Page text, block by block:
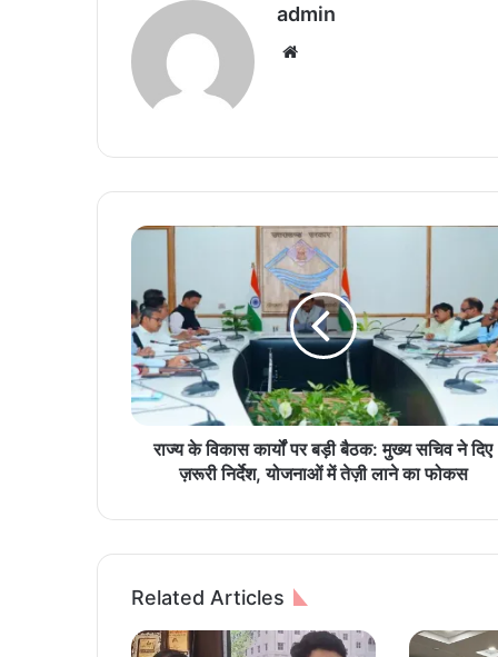
admin
रा
वि
का
स
का
र्यों
बै
:
मु
ख्य
राज्य के विकास कार्यों पर बड़ी बैठक: मुख्य सचिव ने दिए
ज़रूरी निर्देश, योजनाओं में तेज़ी लाने का फोकस
Related Articles